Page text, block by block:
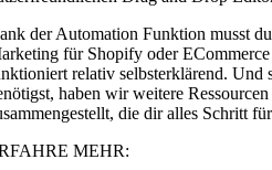
der Automation Funktion musst
für Shopify oder
relativ selbsterklärend. Und
haben wir weitere
die dir alles Schritt
MEHR: